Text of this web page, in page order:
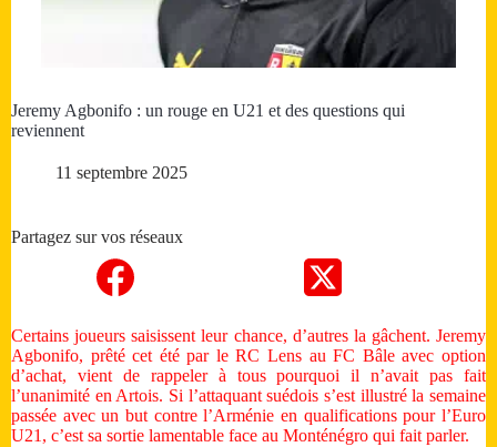
Jeremy Agbonifo : un rouge en U21 et des questions qui
reviennent
11 septembre 2025
Partagez sur vos réseaux
Certains joueurs saisissent leur chance, d’autres la gâchent. Jeremy
Agbonifo, prêté cet été par le RC Lens au FC Bâle avec option
d’achat, vient de rappeler à tous pourquoi il n’avait pas fait
l’unanimité en Artois. Si l’attaquant suédois s’est illustré la semaine
passée avec un but contre l’Arménie en qualifications pour l’Euro
U21, c’est sa sortie lamentable face au Monténégro qui fait parler.